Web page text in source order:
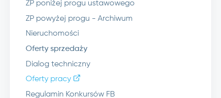
ZP poniżej progu ustawowego
ZP powyżej progu - Archiwum
Nieruchomości
Oferty sprzedaży
Dialog techniczny
Oferty pracy
Regulamin Konkursów FB